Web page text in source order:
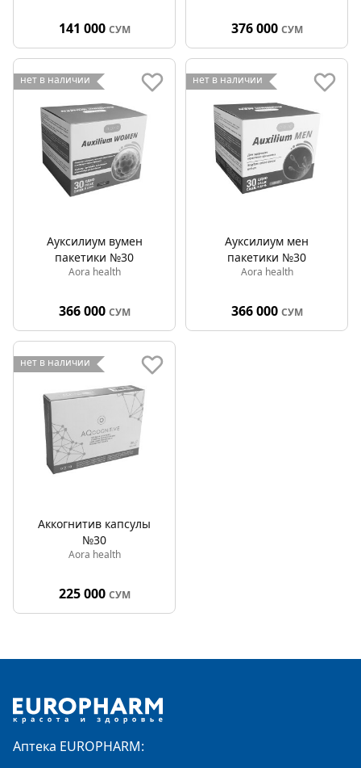
141 000 СУМ 376 000 СУМ
нет в наличии
Ауксилиум вумен
пакетики №30
Aora health
366 000 СУМ
нет в наличии
Ауксилиум мен
пакетики №30
Aora health
366 000 СУМ
нет в наличии
Аккогнитив капсулы
№30
Aora health
225 000 СУМ
Аптека EUROPHARM: